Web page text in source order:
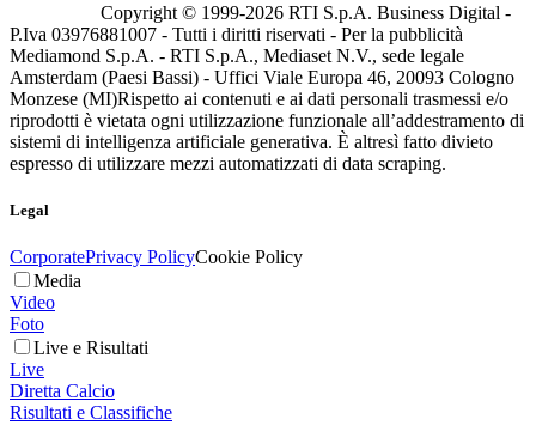
Copyright © 1999-2026 RTI S.p.A. Business Digital -
P.Iva 03976881007 - Tutti i diritti riservati - Per la pubblicità
Mediamond S.p.A. - RTI S.p.A., Mediaset N.V., sede legale
Amsterdam (Paesi Bassi) - Uffici Viale Europa 46, 20093 Cologno
Monzese (MI)Rispetto ai contenuti e ai dati personali trasmessi e/o
riprodotti è vietata ogni utilizzazione funzionale all’addestramento di
sistemi di intelligenza artificiale generativa. È altresì fatto divieto
espresso di utilizzare mezzi automatizzati di data scraping.
Legal
CorporatePrivacy PolicyCookie Policy
Media
Video
Foto
Live e Risultati
Live
Diretta Calcio
Risultati e Classifiche